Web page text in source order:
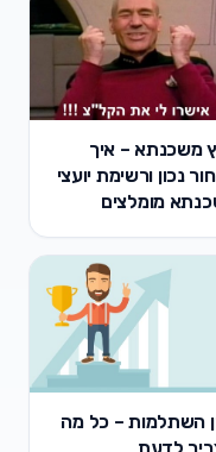
משכנתא – איך
נכון ורשימת יועצי
מומלצים
השתלמות – כל מה